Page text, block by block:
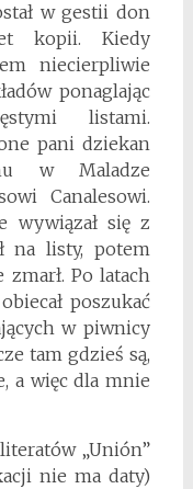
w gestii don
kopii. Kiedy
niecierpliwie
ponaglając
listami.
pani dziekan
w Maladze
Canalesowi.
wywiązał się z
na listy, potem
zmarł. Po latach
poszukać
w piwnicy
tam gdzieś są,
a więc dla mnie
„Unión”
nie ma daty)